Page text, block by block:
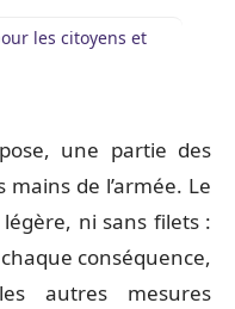
les citoyens et
une partie des
de l’armée. Le
ni sans filets :
conséquence,
autres mesures